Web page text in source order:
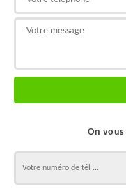
On